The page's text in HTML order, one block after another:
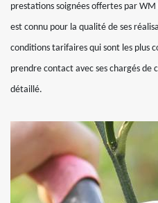
prestations soignées offertes par
est connu pour la qualité de ses
conditions tarifaires qui sont les plus
prendre contact avec ses chargés
détaillé.